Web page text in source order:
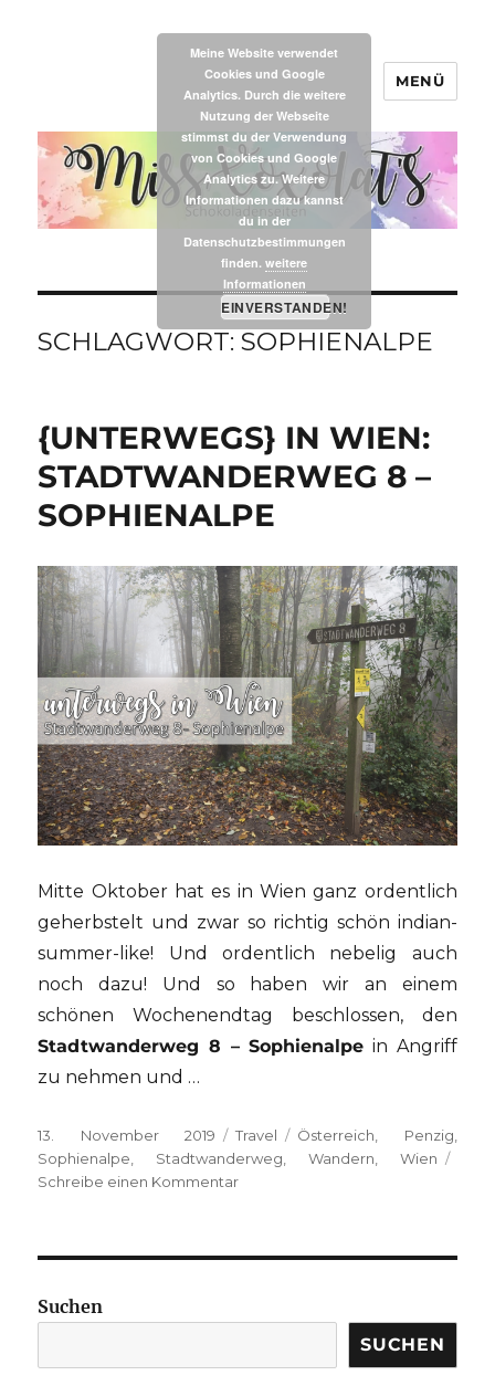
MissXoxolat's
MENÜ
SCHLAGWORT:SOPHIENALPE
{UNTERWEGS} IN WIEN:
STADTWANDERWEG 8 –
SOPHIENALPE
Mitte Oktober hat es in Wien ganz ordentlich
geherbstelt und zwar so richtig schön indian-
summer-like! Und ordentlich nebelig auch
noch dazu! Und so haben wir an einem
schönen Wochenendtag beschlossen, den
Stadtwanderweg 8 – Sophienalpe in Angriff
zu nehmen und …
Veröffentlicht
am
13. November 2019 Kategorien
Travel Schlagwörter
Österreich Penzig
Sophienalpe
Stadtwanderweg Wandern
Wien
Schreibe einen Kommentarzu
–
Suchen
SUCHEN
Meine Website verwendet
Cookies und Google
Analytics. Durch die weitere
Nutzung der Webseite
stimmst du der Verwendung
von Cookies und Google
Analytics zu. Weitere
Informationen dazu kannst
du in der
Datenschutzbestimmungen
finden. weitere
Informationen
EINVERSTANDEN!